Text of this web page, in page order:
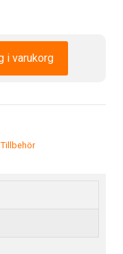
i varukorg
Tillbehör